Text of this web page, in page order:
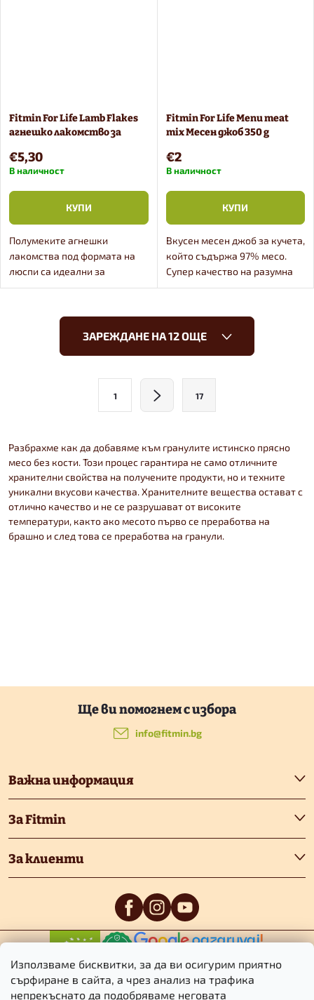
Използваме бисквитки, за да ви осигурим приятно
сърфиране в сайта, а чрез анализ на трафика
непрекъснато да подобряваме неговата
Fitmin For Life Lamb Flakes
агнешко лакомство за
€5,30
В наличност
КУПИ
Полумеките агнешки
лакомства под формата на
люспи са идеални за
обучение, награждаване или
на деня в пълнеща се
Fitmin For Life Menu meat
mix Месен джоб 350 g
€2
В наличност
КУПИ
Вкусен месен джоб за кучета,
който съдържа 97% месо.
Супер качество на разумна
цена в практична опаковка.
р
о
л
н
е
и
з
а
и
р
о
ЗАРЕЖДАНЕ НА 12 ОЩЕ
и
н
а
ц
и
я
1 17
Разбрахме как да добавяме към гранулите истинско прясно
месо без кости. Този процес гарантира не само отличните
хранителни свойства на получените продукти, но и техните
уникални вкусови качества. Хранителните вещества остават с
отлично качество и не се разрушават от високите
температури, както ако месото първо се преработва на
брашно и след това се преработва на гранули.
т
е
р
Важна информация
За Fitmin
За клиенти
info@fitmin.bg